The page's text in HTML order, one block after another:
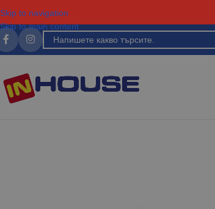
Skip to navigation
Skip to main content